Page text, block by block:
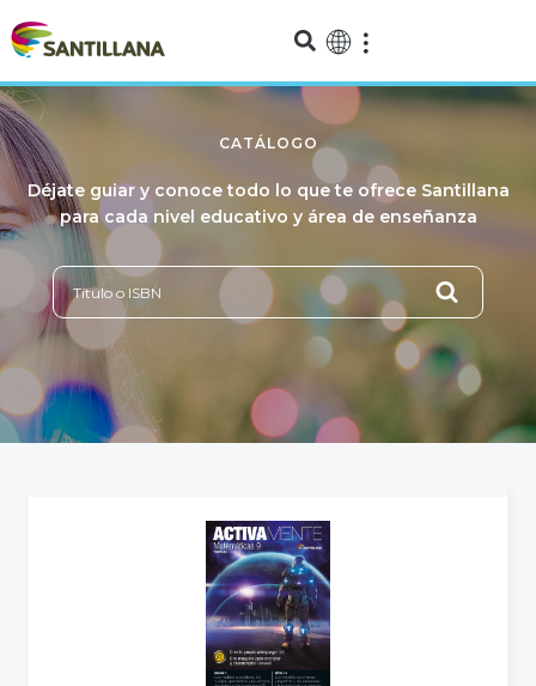
CATÁLOGO
Déjate guiar y conoce todo lo que te ofrece Santillana
para cada nivel educativo y área de enseñanza